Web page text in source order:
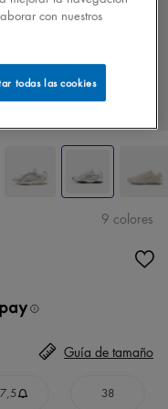
9 colores
38
Guía de tamaño
con nuestros
todas las cookies